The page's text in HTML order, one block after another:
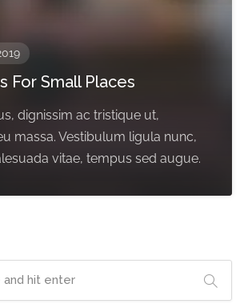
For Small Places
dignissim ac tristique ut,
massa. Vestibulum ligula nunc,
vitae, tempus sed augue.